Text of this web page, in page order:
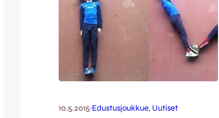
10.5.2015·Edustusjoukkue, Uutiset